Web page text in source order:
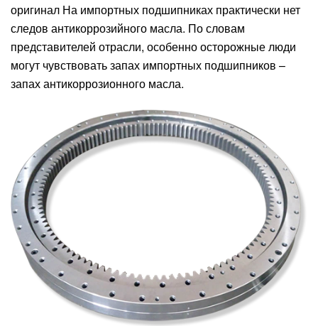
оригинал На импортных подшипниках практически нет
следов антикоррозийного масла. По словам
представителей отрасли, особенно осторожные люди
могут чувствовать запах импортных подшипников –
запах антикоррозионного масла.